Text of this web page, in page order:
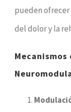
pueden ofrecer
del dolor y la
Mecanismos